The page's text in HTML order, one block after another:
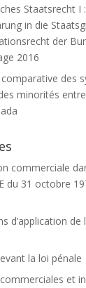
Staatsrecht I
in die
der
2016
comparative des
minorités
commerciale
du 31 octobre
d’application
la loi pénale
et